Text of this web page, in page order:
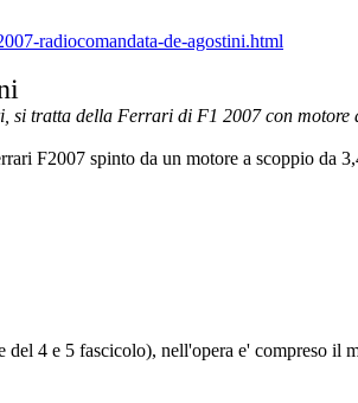
radiocomandata-de-agostini.html
si tratta della Ferrari di F1 2007 con
F2007 spinto da un motore a scoppio da
4 e 5 fascicolo), nell'opera e' compreso